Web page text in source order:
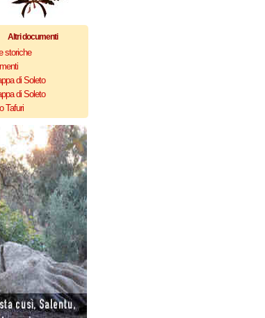
Altri documenti
storiche
di Soleto
di Soleto
Tafuri